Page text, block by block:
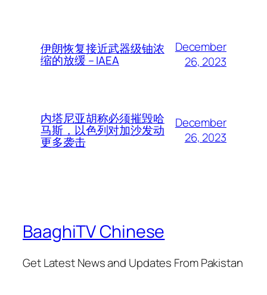
伊朗恢复接近武器级铀浓
缩的放缓 – IAEA
December
26, 2023
内塔尼亚胡称必须摧毁哈
马斯，以色列对加沙发动
更多袭击
December
26, 2023
BaaghiTV Chinese
Get Latest News and Updates From Pakistan